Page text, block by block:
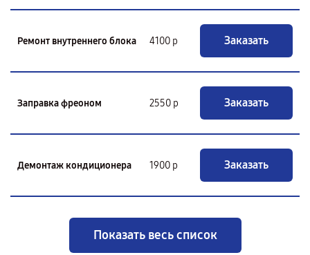
Ремонт внутреннего блока 4100 р Заказать
Заправка фреоном 2550 р Заказать
Демонтаж кондиционера 1900 р Заказать
Показать весь список